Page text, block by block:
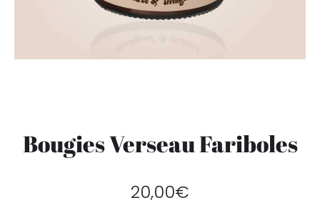
Bougies Verseau Fariboles
20,00€